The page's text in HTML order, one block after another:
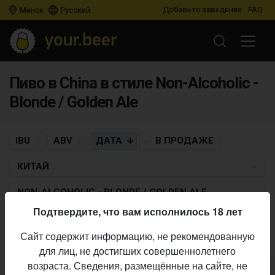
Минск Русский Добавьте заведение FAQ
Пиво в China в стиле Non-Alcoholic -
Blonde / Golden Ale
IBU ABV ДАТА В ПРОДАЖЕ
КИТАЙ
NON-ALCOHOLIC - BLONDE / GOLDEN ALE
Пиво по заданным критериям не найдено
Подтвердите, что вам исполнилось 18 лет
Сайт содержит информацию, не рекомендованную
для лиц, не достигших совершеннолетнего
возраста. Сведения, размещённые на сайте, не